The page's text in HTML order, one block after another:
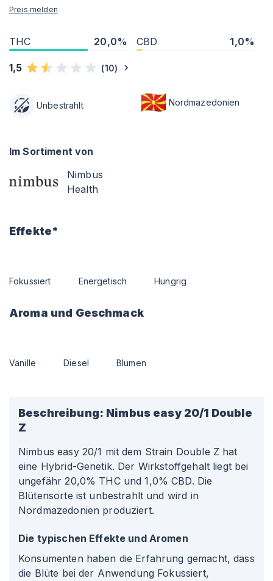
Preis melden
THC 20,0% CBD 1,0%
1,5 (10)
Unbestrahlt Nordmazedonien
Im Sortiment von
Nimbus
Health
Effekte*
Fokussiert Energetisch Hungrig
Aroma und Geschmack
Vanille Diesel Blumen
Beschreibung: Nimbus easy 20/1 Double
Z
Nimbus easy 20/1 mit dem Strain Double Z hat
eine Hybrid-Genetik. Der Wirkstoffgehalt liegt bei
ungefähr 20,0% THC und 1,0% CBD. Die
Blütensorte ist unbestrahlt und wird in
Nordmazedonien produziert.
Die typischen Effekte und Aromen
Konsumenten haben die Erfahrung gemacht, dass
die Blüte bei der Anwendung Fokussiert,